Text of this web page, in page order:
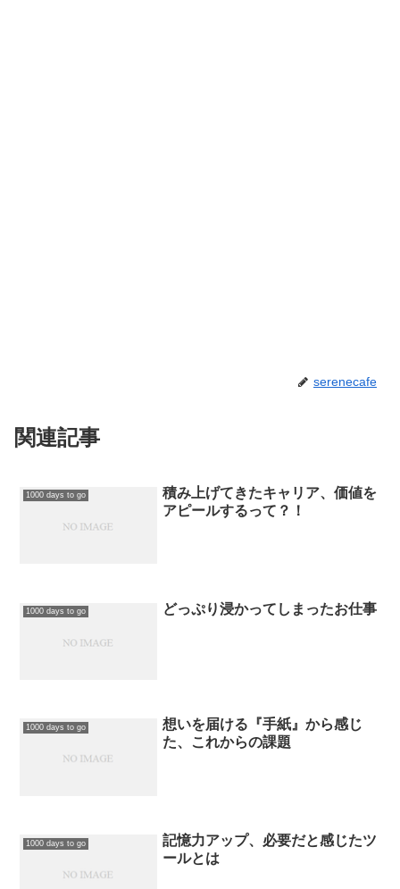
serenecafe
関連記事
1000 days to go
積み上げてきたキャリア、価値を
アピールするって？！
1000 days to go どっぷり浸かってしまったお仕事
1000 days to go
想いを届ける『手紙』から感じ
た、これからの課題
1000 days to go
記憶力アップ、必要だと感じたツ
ールとは